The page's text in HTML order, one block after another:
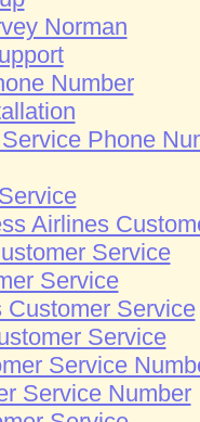
Norman
Number
Phone
Airlines
Service
Service
Service
Service
Service
Service Number